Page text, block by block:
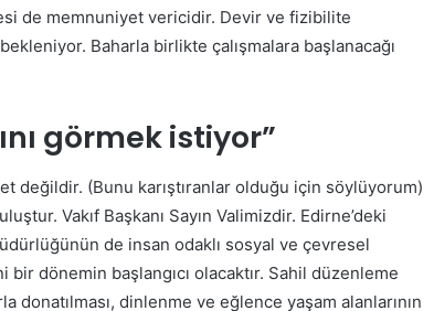
de memnuniyet vericidir. Devir ve fizibilite
Baharla birlikte çalışmalara başlanacağı
görmek istiyor”
değildir. (Bunu karıştıranlar olduğu için söylüyorum)
Vakıf Başkanı Sayın Valimizdir. Edirne’deki
de insan odaklı sosyal ve çevresel
bir dönemin başlangıcı olacaktır. Sahil düzenleme
donatılması, dinlenme ve eğlence yaşam alanlarının